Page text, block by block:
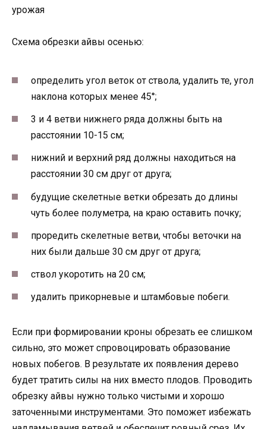
урожая
Схема обрезки айвы осенью:
определить угол веток от ствола, удалить те, угол
наклона которых менее 45°;
3 и 4 ветви нижнего ряда должны быть на
расстоянии 10-15 см;
нижний и верхний ряд должны находиться на
расстоянии 30 см друг от друга;
будущие скелетные ветки обрезать до длины
чуть более полуметра, на краю оставить почку;
проредить скелетные ветви, чтобы веточки на
них были дальше 30 см друг от друга;
ствол укоротить на 20 см;
удалить прикорневые и штамбовые побеги.
Если при формировании кроны обрезать ее слишком
сильно, это может спровоцировать образование
новых побегов. В результате их появления дерево
будет тратить силы на них вместо плодов. Проводить
обрезку айвы нужно только чистыми и хорошо
заточенными инструментами. Это поможет избежать